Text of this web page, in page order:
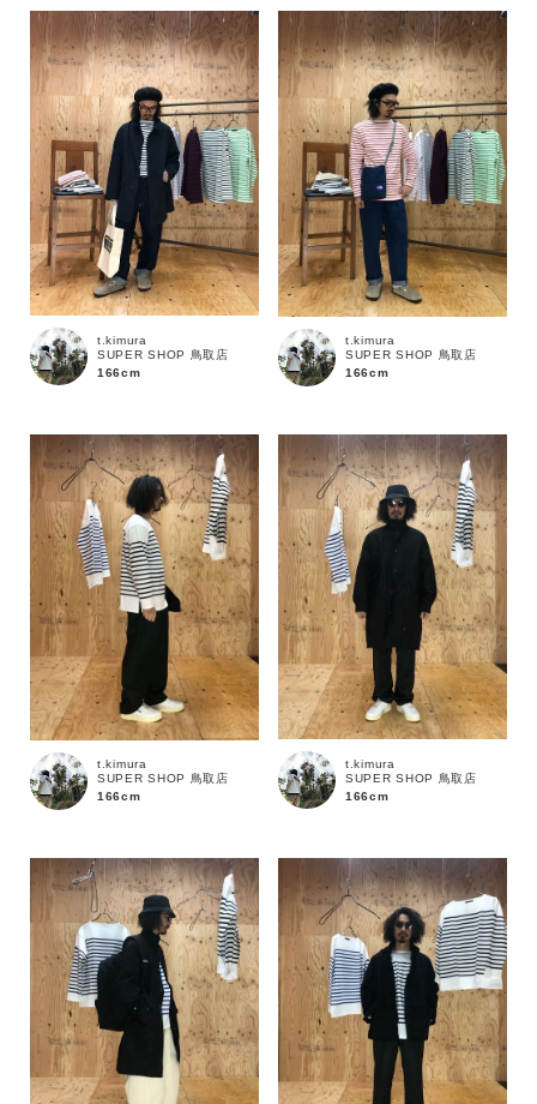
性別
MENS LADIES KIDS
カテゴリ
サイズ
ブランド
t.kimura
SUPER SHOP 鳥取店
166cm
t.kimura
SUPER SHOP 鳥取店
166cm
t.kimura
SUPER SHOP 鳥取店
166cm
t.kimura
SUPER SHOP 鳥取店
166cm